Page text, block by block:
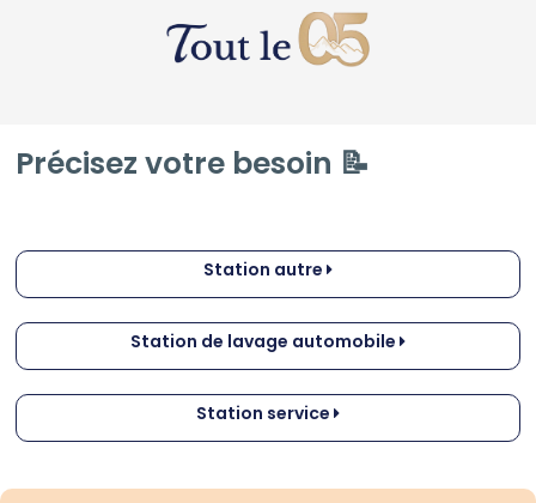
Précisez votre besoin 📝
Station autre
Station de lavage automobile
Station service